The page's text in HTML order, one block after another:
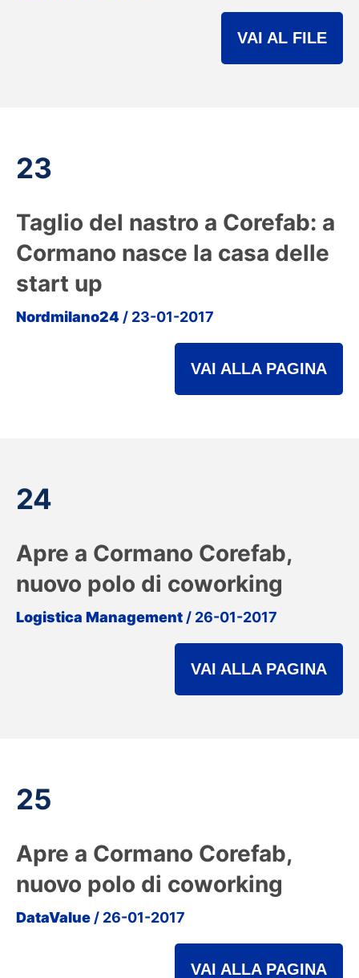
VAI AL FILE
23
Taglio del nastro a Corefab: a
Cormano nasce la casa delle
start up
Nordmilano24 / 23-01-2017
VAI ALLA PAGINA
24
Apre a Cormano Corefab,
nuovo polo di coworking
Logistica Management / 26-01-2017
VAI ALLA PAGINA
25
Apre a Cormano Corefab,
nuovo polo di coworking
DataValue / 26-01-2017
VAI ALLA PAGINA